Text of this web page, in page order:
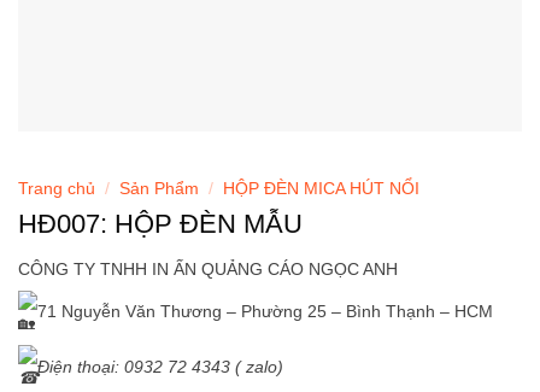
Trang chủ / Sản Phẩm / HỘP ĐÈN MICA HÚT NỔI
HĐ007: HỘP ĐÈN MẪU
CÔNG TY TNHH IN ẤN QUẢNG CÁO NGỌC ANH
71 Nguyễn Văn Thương – Phường 25 – Bình Thạnh – HCM
Điện thoại: 0932 72 4343 ( zalo)